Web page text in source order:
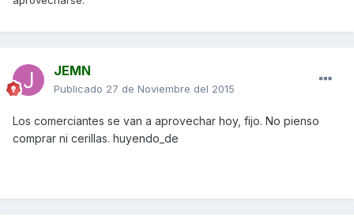
JEMN
Publicado 27 de Noviembre del 2015
Los comerciantes se van a aprovechar hoy, fijo. No pienso
comprar ni cerillas. huyendo_de